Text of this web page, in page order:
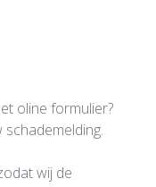
oline formulier?
wij de